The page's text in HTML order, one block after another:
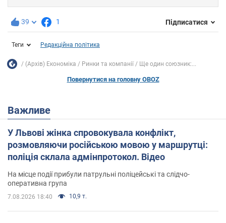
39 1 Підписатися
Теги Редакційна політика
(Архів) Економіка Ринки та компанії Ще один союзник:...
Повернутися на головну OBOZ
Важливе
У Львові жінка спровокувала конфлікт,
розмовляючи російською мовою у маршрутці:
поліція склала адмінпротокол. Відео
На місце події прибули патрульні поліцейські та слідчо-
оперативна група
7.08.2026 18:40 10,9 т.